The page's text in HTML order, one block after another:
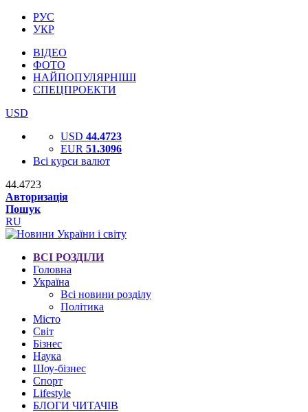
РУС
УКР
ВІДЕО
ФОТО
НАЙПОПУЛЯРНІШІ
СПЕЦПРОЕКТИ
USD
USD 44.4723
EUR 51.3096
Всі курси валют
44.4723
Авторизація
Пошук
RU
ВСІ РОЗДІЛИ
Головна
Україна
Всі новини розділу
Політика
Місто
Світ
Бізнес
Наука
Шоу-бізнес
Спорт
Lifestyle
БЛОГИ ЧИТАЧІВ